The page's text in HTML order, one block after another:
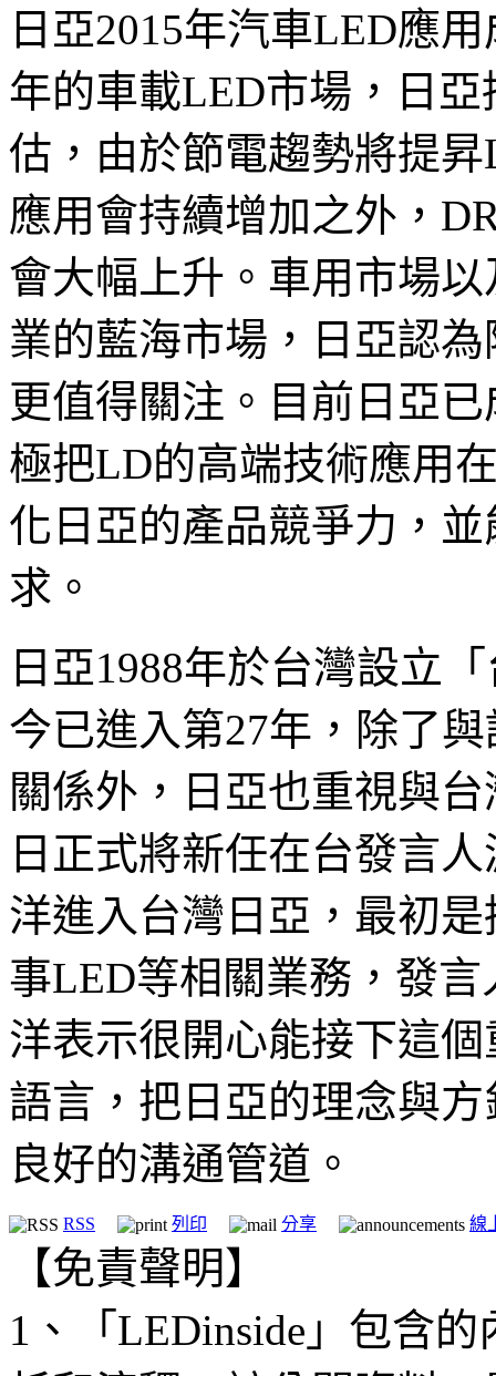
日亞2015年汽車LED應
年的車載LED市場，日
估，由於節電趨勢將提
應用會持續增加之外，
會大幅上升。車用市場
業的藍海市場，日亞認為
更值得關注。目前日亞
極把LD的高端技術應用
化日亞的產品競爭力，
求。
日亞1988年於台灣設立
今已進入第27年，除了
關係外，日亞也重視與
日正式將新任在台發言
洋進入台灣日亞，最初是
事LED等相關業務，發
洋表示很開心能接下這
語言，把日亞的理念與
良好的溝通管道。
RSS 列印 分享 線
【免責聲明】
1、「LEDinside」包含